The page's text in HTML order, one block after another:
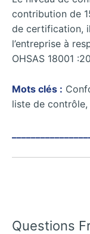
contribution de
de certification,
l’entreprise à
OHSAS 18001
Mots clés :
liste de contrôle,
Questions